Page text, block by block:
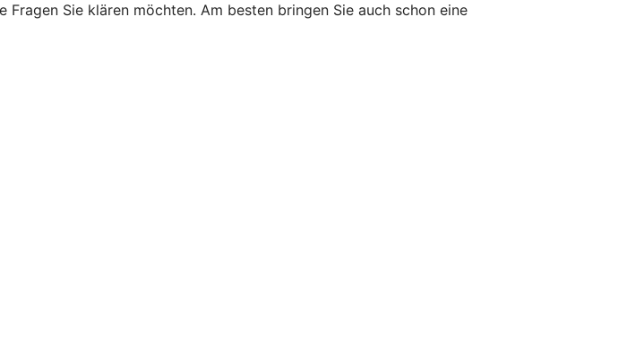
Sie klären möchten. Am besten bringen Sie auch schon eine